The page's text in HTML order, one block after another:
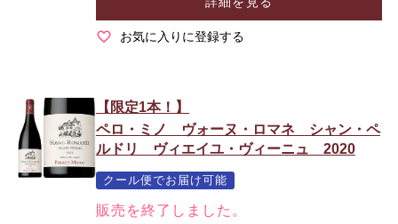
お気に入りに登録する
【限定1本！】
ペロ・ミノ ヴォーヌ・ロマネ シャン・ペ
ルドリ ヴィエイユ・ヴィーニュ 2020
クール便でお届け可能
販売を終了しました。